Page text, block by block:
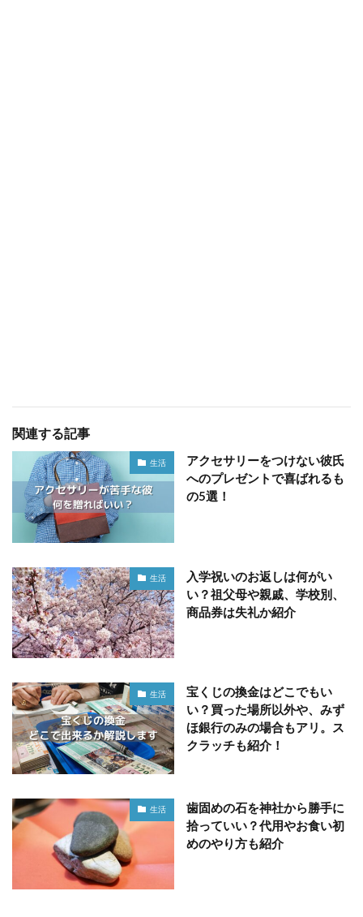
関連する記事
生活
アクセサリーをつけない彼氏
へのプレゼントで喜ばれるも
の5選！
生活
入学祝いのお返しは何がい
い？祖父母や親戚、学校別、
商品券は失礼か紹介
生活
宝くじの換金はどこでもい
い？買った場所以外や、みず
ほ銀行のみの場合もアリ。ス
クラッチも紹介！
生活
歯固めの石を神社から勝手に
拾っていい？代用やお食い初
めのやり方も紹介